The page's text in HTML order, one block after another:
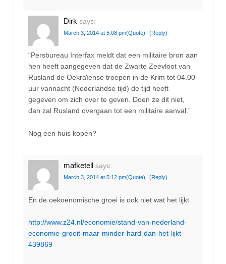
Dirk says:
March 3, 2014 at 5:08 pm(Quote) (Reply)
“Persbureau Interfax meldt dat een militaire bron aan
hen heeft aangegeven dat de Zwarte Zeevloot van
Rusland de Oekraïense troepen in de Krim tot 04.00
uur vannacht (Nederlandse tijd) de tijd heeft
gegeven om zich over te geven. Doen ze dit niet,
dan zal Rusland overgaan tot een militaire aanval.”
Nog een huis kopen?
mafketell says:
March 3, 2014 at 5:12 pm(Quote) (Reply)
En de oekoenomische groei is ook niet wat het lijkt
http://www.z24.nl/economie/stand-van-nederland-
economie-groeit-maar-minder-hard-dan-het-lijkt-
439869